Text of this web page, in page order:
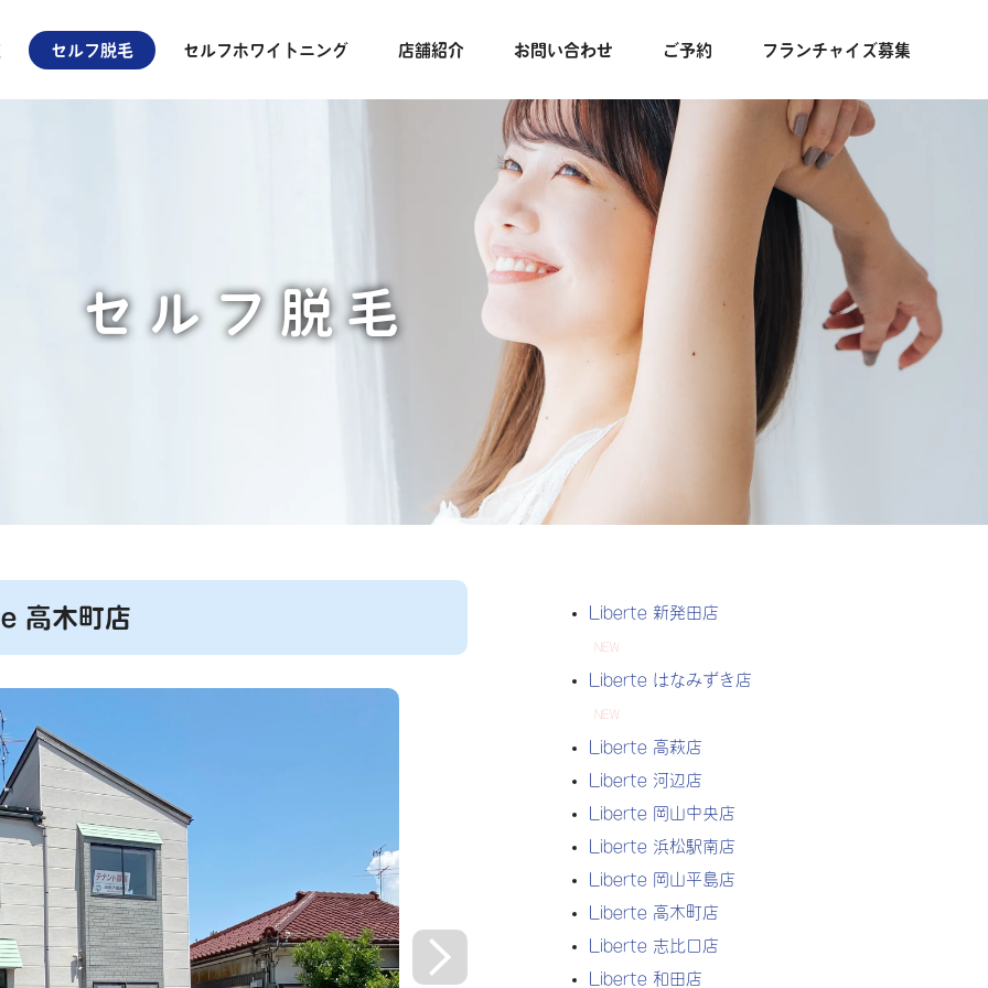
セルフ脱毛 セルフホワイトニング 店舗紹介 お問い合わせ ご予約 フランチャイズ募集
セルフ脱毛
高木町店 Liberte 新発田店
NEW
Liberte はなみずき店
NEW
Liberte 高萩店
Liberte 河辺店
Liberte 岡山中央店
Liberte 浜松駅南店
Liberte 岡山平島店
Liberte 高木町店
Liberte 志比口店
Liberte 和田店